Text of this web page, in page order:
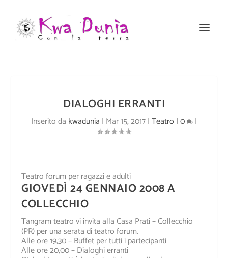
DIALOGHI ERRANTI
Inserito da kwadunia | Mar 15, 2017|Teatro |0 |
Teatro forum per ragazzi e adulti
GIOVEDÌ 24 GENNAIO 2008 A
COLLECCHIO
Tangram teatro vi invita alla Casa Prati – Collecchio
(PR) per una serata di teatro forum.
Alle ore 19,30 – Buffet per tutti i partecipanti
Alle ore 20,00 – Dialoghi erranti